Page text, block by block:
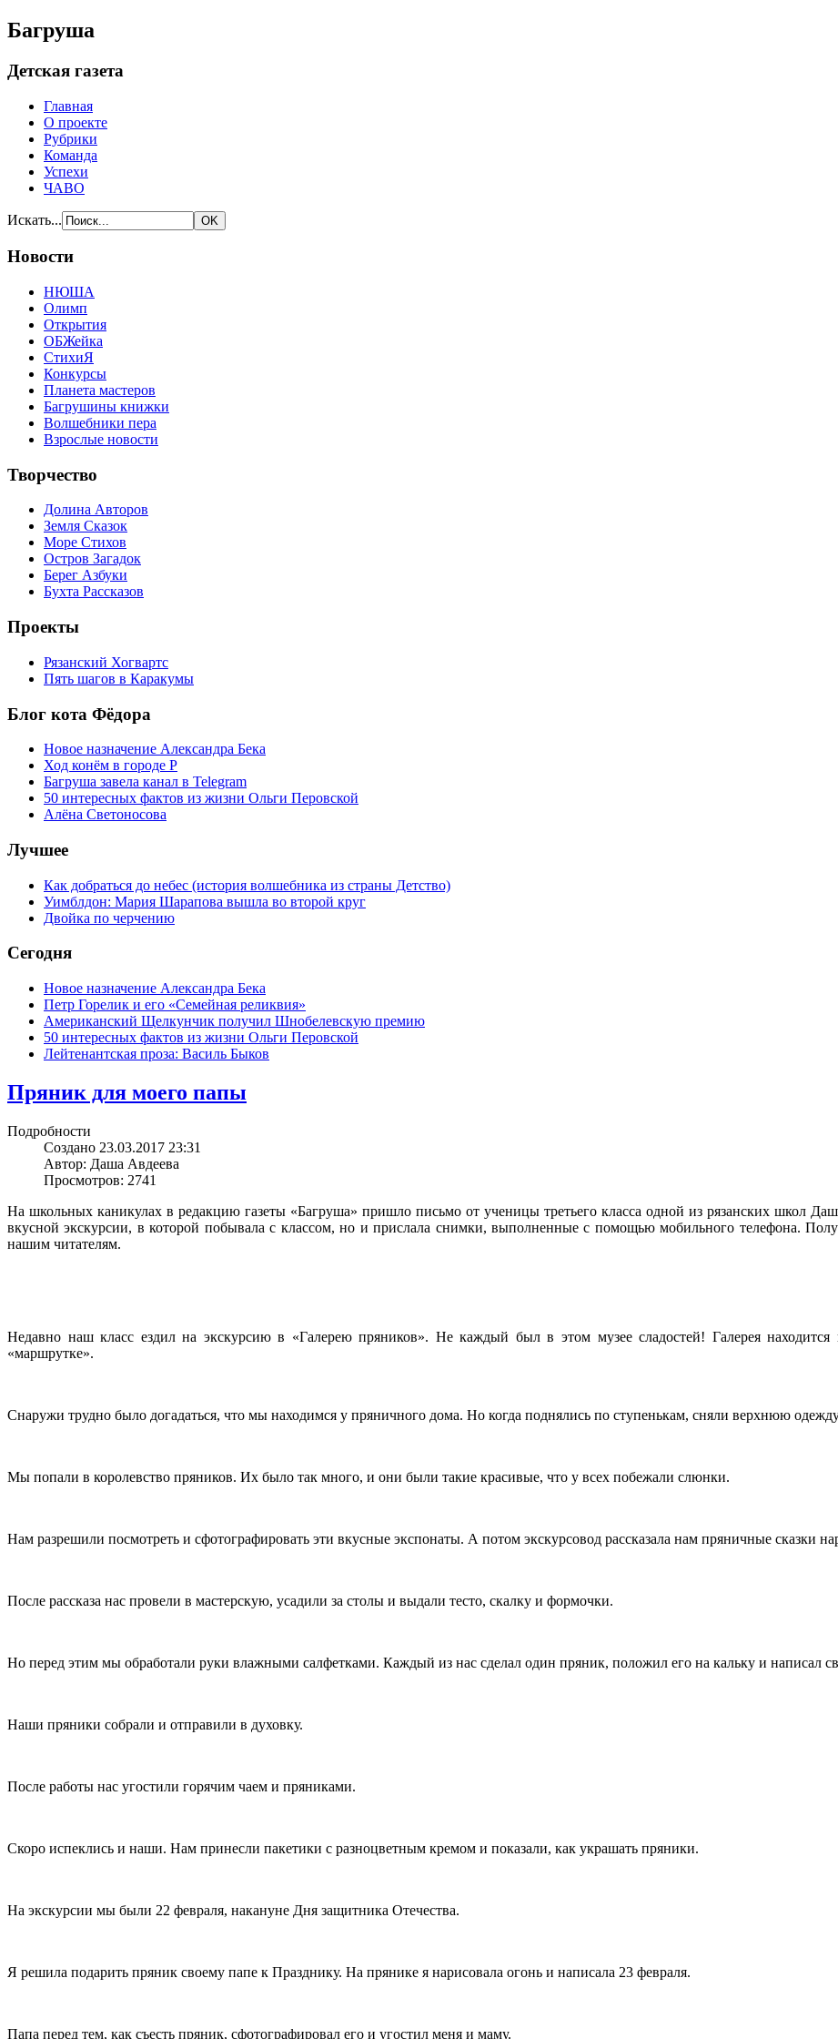
Багруша
Детская газета
Главная
О проекте
Рубрики
Команда
Успехи
ЧАВО
Искать...
Новости
НЮША
Олимп
Открытия
ОБЖейка
СтихиЯ
Конкурсы
Планета мастеров
Багрушины книжки
Волшебники пера
Взрослые новости
Творчество
Долина Авторов
Земля Сказок
Море Стихов
Остров Загадок
Берег Азбуки
Бухта Рассказов
Проекты
Рязанский Хогвартс
Пять шагов в Каракумы
Блог кота Фёдора
Новое назначение Александра Бека
Ход конём в городе Р
Багруша завела канал в Telegram
50 интересных фактов из жизни Ольги Перовской
Алёна Светоносова
Лучшее
Как добраться до небес (история волшебника из страны Детство)
Уимблдон: Мария Шарапова вышла во второй круг
Двойка по черчению
Сегодня
Новое назначение Александра Бека
Петр Горелик и его «Семейная реликвия»
Американский Щелкунчик получил Шнобелевскую премию
50 интересных фактов из жизни Ольги Перовской
Лейтенантская проза: Василь Быков
Пряник для моего папы
Подробности
Создано 23.03.2017 23:31
Автор: Даша Авдеева
Просмотров: 2741
На школьных каникулах в редакцию газеты «Багруша» пришло письмо от ученицы третьего класса одной из рязанских школ
вкусной экскурсии, в которой побывала с классом, но и прислала снимки, выполненные с помощью мобильного телефона.
нашим читателям.
Недавно наш класс ездил на экскурсию в «Галерею пряников». Не каждый был в этом музее сладостей! Галерея находится
«маршрутке».
Снаружи трудно было догадаться, что мы находимся у пряничного дома. Но когда поднялись по ступенькам, сняли верхнюю
Мы попали в королевство пряников. Их было так много, и они были такие красивые, что у всех побежали слюнки.
Нам разрешили посмотреть и сфотографировать эти вкусные экспонаты. А потом экскурсовод рассказала нам пряничные сказки
После рассказа нас провели в мастерскую, усадили за столы и выдали тесто, скалку и формочки.
Но перед этим мы обработали руки влажными салфетками. Каждый из нас сделал один пряник, положил его на кальку и написал
Наши пряники собрали и отправили в духовку.
После работы нас угостили горячим чаем и пряниками.
Скоро испеклись и наши. Нам принесли пакетики с разноцветным кремом и показали, как украшать пряники.
На экскурсии мы были 22 февраля, накануне Дня защитника Отечества.
Я решила подарить пряник своему папе к Празднику. На прянике я нарисовала огонь и написала 23 февраля.
Папа перед тем, как съесть пряник, сфотографировал его и угостил меня и маму.